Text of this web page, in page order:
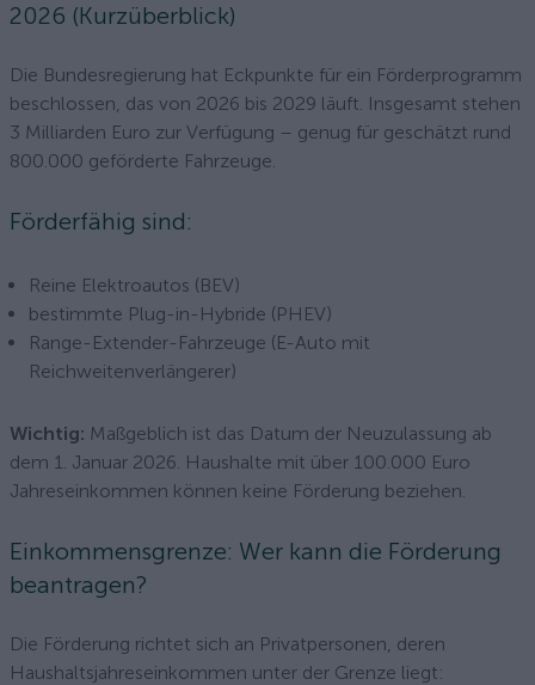
2026 (Kurzüberblick)
Die Bundesregierung hat Eckpunkte für ein Förderprogramm
beschlossen, das von 2026 bis 2029 läuft. Insgesamt stehen
3 Milliarden Euro zur Verfügung – genug für geschätzt rund
800.000 geförderte Fahrzeuge.
Förderfähig sind:
Reine Elektroautos (BEV)
bestimmte Plug-in-Hybride (PHEV)
Range-Extender-Fahrzeuge (E-Auto mit
Reichweitenverlängerer)
Wichtig: Maßgeblich ist das Datum der Neuzulassung ab
dem 1. Januar 2026. Haushalte mit über 100.000 Euro
Jahreseinkommen können keine Förderung beziehen.
Einkommensgrenze: Wer kann die Förderung
beantragen?
Die Förderung richtet sich an Privatpersonen, deren
Haushaltsjahreseinkommen unter der Grenze liegt: